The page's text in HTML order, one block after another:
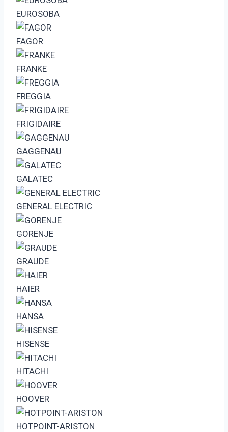
EUROSOBA
FAGOR
FRANKE
FREGGIA
FRIGIDAIRE
GAGGENAU
GALATEC
GENERAL ELECTRIC
GORENJE
GRAUDE
HAIER
HANSA
HISENSE
HITACHI
HOOVER
HOTPOINT-ARISTON